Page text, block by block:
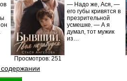
Просмотров: 251
— Надо же, Ася, —
его губы кривятся в
презрительной
усмешке. — А я
думал, тот мужик
из…